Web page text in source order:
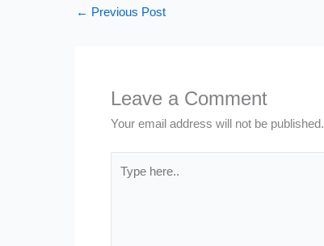
← Previous Post
Leave a Comment
Your email address will not be published.
here..